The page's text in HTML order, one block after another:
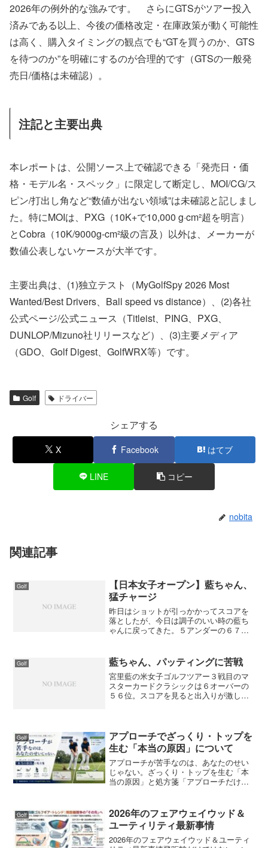
2026年の例外的な強みです。 さらにGTSがツアー投入
済みである以上、今後の価格改定・在庫政策が動く可能性
は高く、購入タイミングの観点でも“GTを買うのか、GTS
を待つのか”を明確にするのが合理的です（GTSの一般発
売日/価格は未確認）。
注記と主要出典
本レポートは、公開ソース上で確認できる「発売日・価
格・モデル名・スペック」に限定して断定し、MOI/CG/ス
ピン/打出し角など“数値が出ない領域”は未確認と記しまし
た。特にMOIは、PXG（10K+で10,000 g·cm²超を明言）
とCobra（10K/9000g-cm²級の言及）以外は、メーカーが
数値公表しないケースが大半です。
主要出典は、(1)独立テスト（MyGolfSpy 2026 Most
Wanted/Best Drivers、Ball speed vs distance）、(2)各社
公式ページ/公式ニュース（Titleist、PING、PXG、
DUNLOP/Mizuno社リリースなど）、(3)主要メディア
（GDO、Golf Digest、GolfWRX等）です。
Golf ドライバー
シェアする
X Facebook はてブ
LINE コピー
nobita
関連記事
Golf
【日本女子オープン】藍ちゃん、
猛チャージ
昨日はショットが引っかかってスコアを
落としたが、今日は調子のいい時の藍ち
ゃんに戻ってきた。５アンダーの６７は
プの張晶は固くなったのかショットが振
り切れていないようでピン...
Golf 藍ちゃん、パッティングに苦戦
宮里藍の米女子ゴルフツアー３戦目のマ
スターカードクラシックは６オーバーの
５６位。スコアを見ると出入りが激しく
「この試合の準備は万全。昨...
Golf
アプローチでざっくり・トップを
生む「本当の原因」について
アプローチが苦手なのは、あなたのせい
じゃない。ざっくり・トップを生む「本
当の原因」と処方箋「アプローチだけは
コアの大半はグリーン周りで決まるの
に、なぜかアプローチだけは...
Golf
2026年のフェアウェイウッド＆
ユーティリティ最新事情
2026年のフェアウェイウッド＆ユーティ